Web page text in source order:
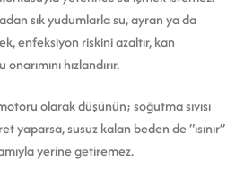
sık yudumlarla su, ayran ya da
enfeksiyon riskini azaltır, kan
hızlandırır.
olarak düşünün; soğutma sıvısı
yaparsa, susuz kalan beden de “ısınır”
yerine getiremez.